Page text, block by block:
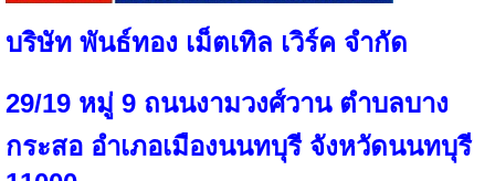
บริษัท พันธ์ทอง เม็ตเทิล เวิร์ค จำกัด
29/19 หมู่ 9 ถนนงามวงศ์วาน ตำบลบาง
กระสอ อำเภอเมืองนนทบุรี จังหวัดนนทบุรี